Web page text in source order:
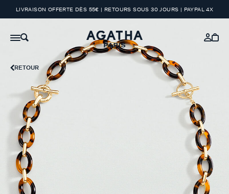
LIVRAISON OFFERTE DÈS 55€ | RETOURS SOUS 30 JOURS | PAYPAL 4X
RETOUR